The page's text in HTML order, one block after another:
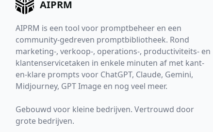
AIPRM
AIPRM is een tool voor promptbeheer en een
community-gedreven promptbibliotheek. Rond
marketing-, verkoop-, operations-, productiviteits- en
klantenservicetaken in enkele minuten af met kant-
en-klare prompts voor ChatGPT, Claude, Gemini,
Midjourney, GPT Image en nog veel meer.
Gebouwd voor kleine bedrijven. Vertrouwd door
grote bedrijven.